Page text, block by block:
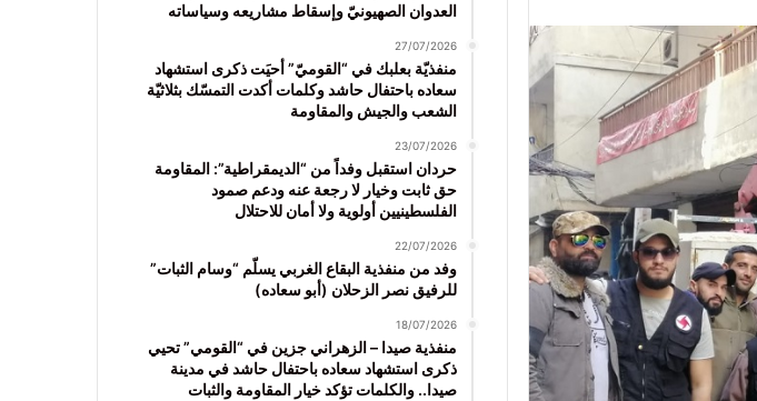
العدوان الصهيونيّ وإسقاط مشاريعه وسياساته
27/07/2026
منفذيّة بعلبك في “القوميّ” أحيَت ذكرى استشهاد
سعاده باحتفال حاشد وكلمات أكدت التمسّك بثلاثيّة
الشعب والجيش والمقاومة
23/07/2026
حردان استقبل وفداً من “الديمقراطية”: المقاومة
حق ثابت وخيار لا رجعة عنه ودعم صمود
الفلسطينيين أولوية ولا أمان للاحتلال
22/07/2026
وفد من منفذية البقاع الغربي يسلّم “وسام الثبات”
للرفيق نصر الزحلان (أبو سعاده)
18/07/2026
منفذية صيدا – الزهراني جزين في “القومي” تحيي
ذكرى استشهاد سعاده باحتفال حاشد في مدينة
صيدا.. والكلمات تؤكد خيار المقاومة والثبات